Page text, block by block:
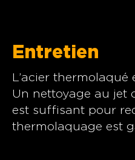
Entretien
L’acier thermolaqué
Un nettoyage au jet
est suffisant pour
thermolaquage est